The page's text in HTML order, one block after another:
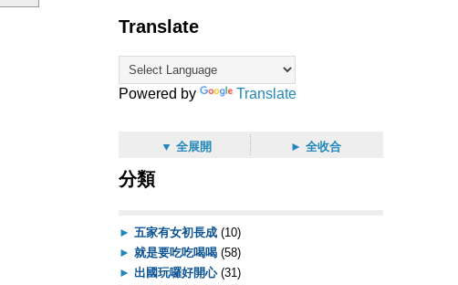
Translate
Powered by Translate
▼ 全展開 ► 全收合
分類
► 五家有女初長成 (10)
► 就是要吃吃喝喝 (58)
► 出國玩囉好開心 (31)